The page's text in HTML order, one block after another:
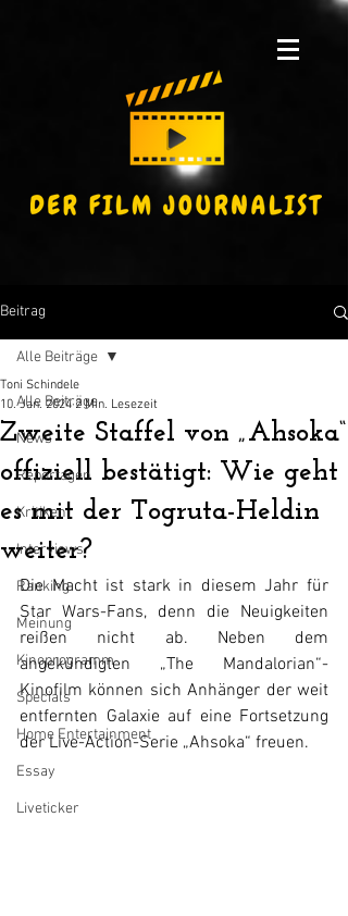
Beitrag
Alle Beiträge
News
Reportagen
Kritiken
Interviews
Ranking
Meinung
Kinoprogramm
Specials
Home Entertainment
Essay
Liveticker
Alle Beiträge
Zweite Staffel von „Ahsoka“
offiziell bestätigt: Wie geht
es mit der Togruta-Heldin
weiter?
Toni Schindele
10. Jan. 2024 2 Min. Lesezeit
Die Macht ist stark in diesem Jahr für
Star Wars-Fans, denn die Neuigkeiten
reißen nicht ab. Neben dem
angekündigten „The Mandalorian“-
Kinofilm können sich Anhänger der weit
entfernten Galaxie auf eine Fortsetzung
der Live-Action-Serie „Ahsoka“ freuen.